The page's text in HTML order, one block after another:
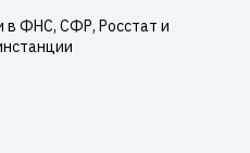
в ФНС, СФР, Росстат и